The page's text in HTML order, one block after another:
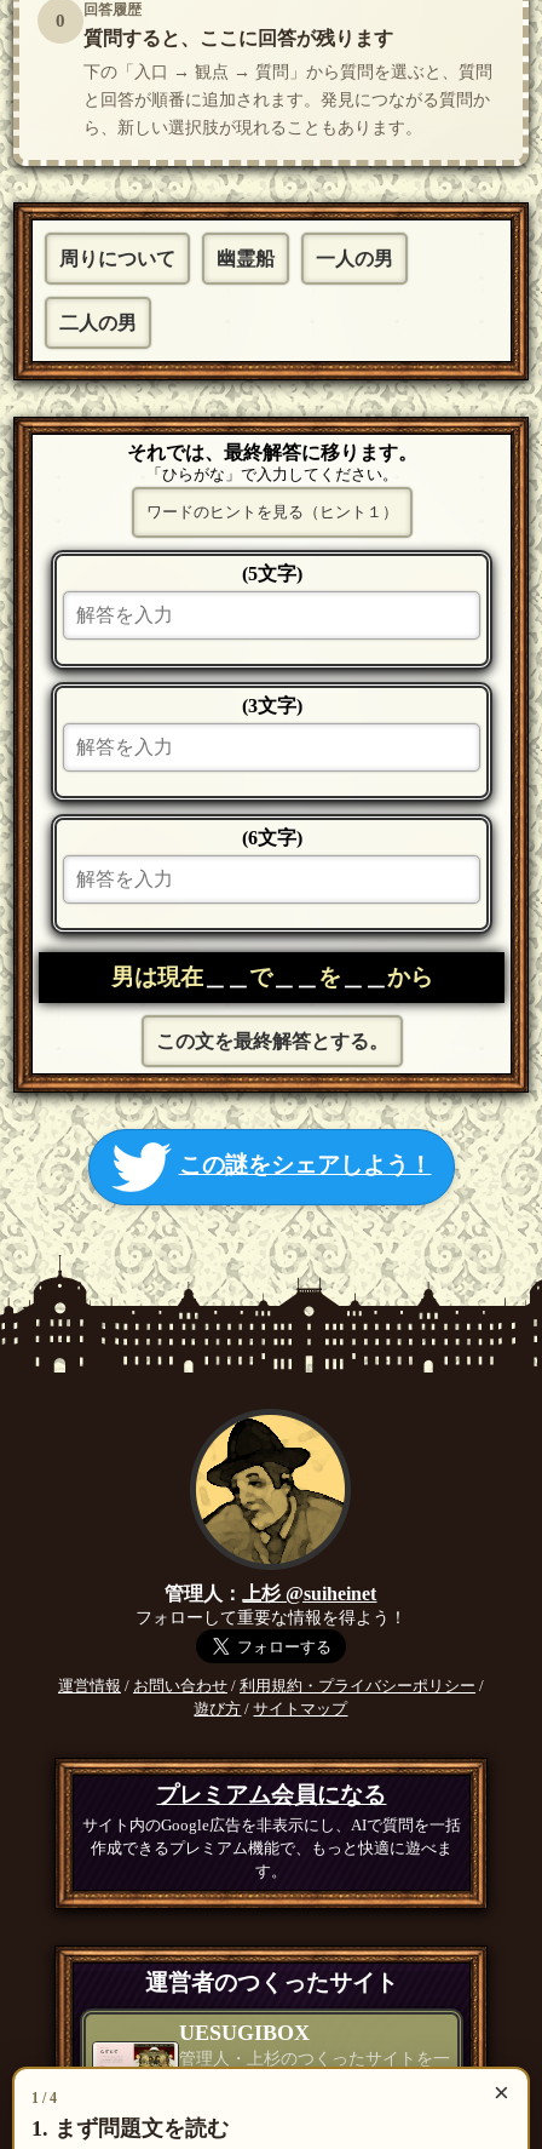
×
1 / 4
1. まず問題文を読む
0 回答履歴
質問すると、ここに回答が残ります
下の「入口 → 観点 → 質問」から質問を選ぶと、質問
と回答が順番に追加されます。発見につながる質問か
ら、新しい選択肢が現れることもあります。
周りについて 幽霊船 一人の男
二人の男
それでは、最終解答に移ります。
「ひらがな」で入力してください。
ワードのヒントを見る（ヒント１）
(5文字)
(3文字)
(6文字)
男は現在＿＿ で＿＿ を から
この文を最終解答とする。
この謎をシェアしよう！
管理人：上杉 @suiheinet
フォローして重要な情報を得よう！
運営情報 / お問い合わせ/ 利用規約・プライバシーポリシー /
遊び方 /サイトマップ
プレミアム会員になる
サイト内のGoogle広告を非表示にし、AIで質問を一括
作成できるプレミアム機能で、もっと快適に遊べま
す。
運営者のつくったサイト
UESUGIBOX
管理人・上杉のつくったサイトを一
つくったもの一覧 ＞